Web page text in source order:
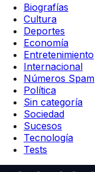
Biografías
Cultura
Deportes
Economía
Entretenimiento
Internacional
Números Spam
Política
Sin categoría
Sociedad
Sucesos
Tecnología
Tests